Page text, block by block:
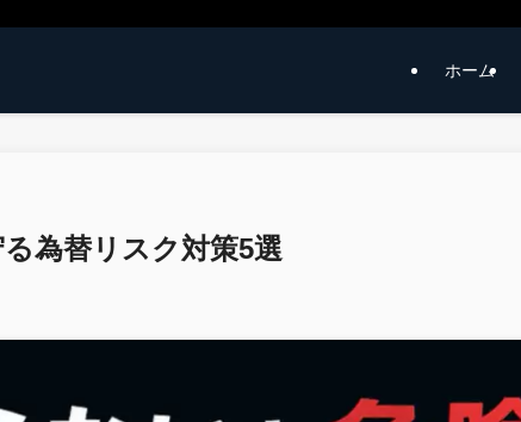
ホーム
為替リスク対策5選